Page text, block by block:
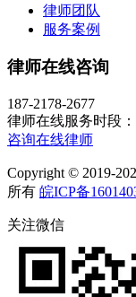
律师团队
服务案例
律师在线咨询
187-2178-2677
律师在线服务时段
咨询在线律师
Copyright © 2019-
所有 皖ICP备
关注微信